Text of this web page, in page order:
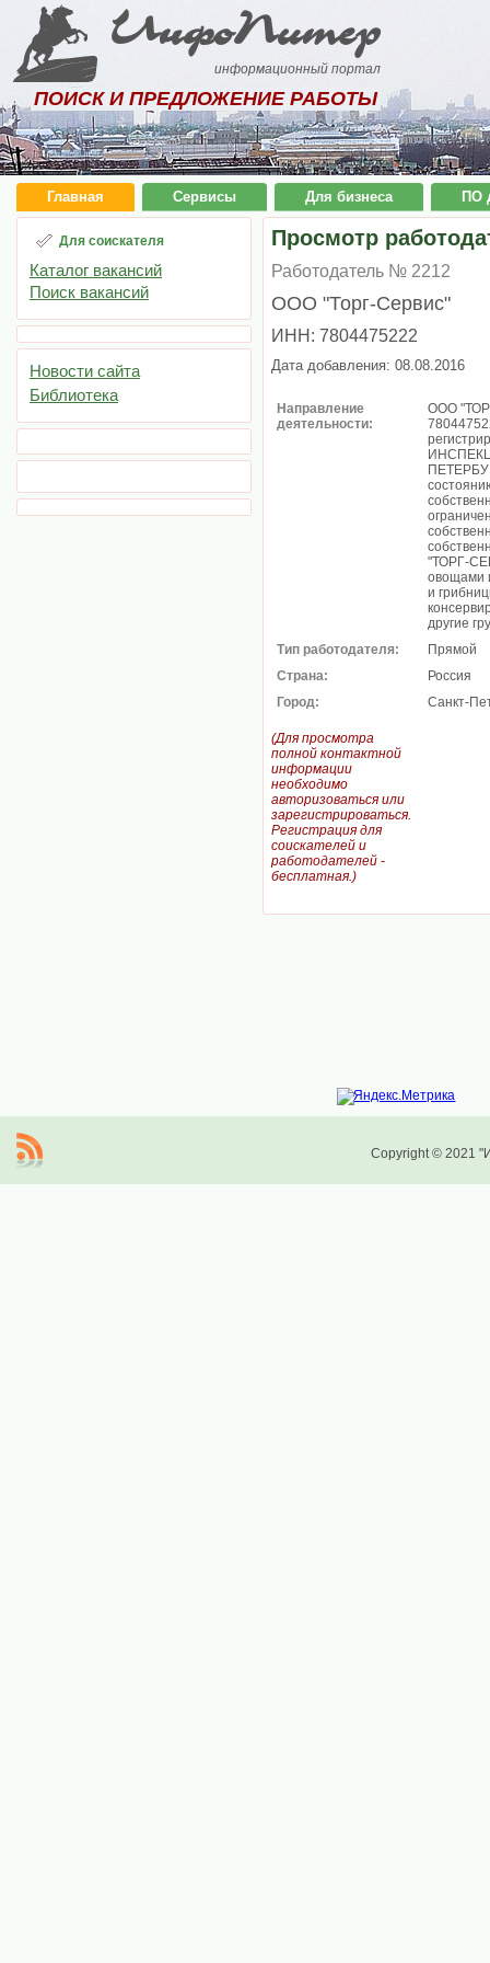
ИнфоПитер
информационный портал
ПОИСК И ПРЕДЛОЖЕНИЕ РАБОТЫ
Главная Сервисы Для бизнеса ПО
Для соискателя
Каталог вакансий
Поиск вакансий
Новости сайта
Библиотека
Просмотр
Работодатель № 2212
ООО "Торг-Сервис"
ИНН: 7804475222
Дата добавления: 08.08.2016
Направление
деятельности:
ООО
"ТОРГ-
овощами
и
другие
Тип работодателя:
Прямой
Страна:
Россия
Город:
Санкт-
(Для просмотра
полной контактной
информации
необходимо
авторизоваться или
зарегистрироваться.
Регистрация для
соискателей и
работодателей -
бесплатная.)
Copyright © 2021